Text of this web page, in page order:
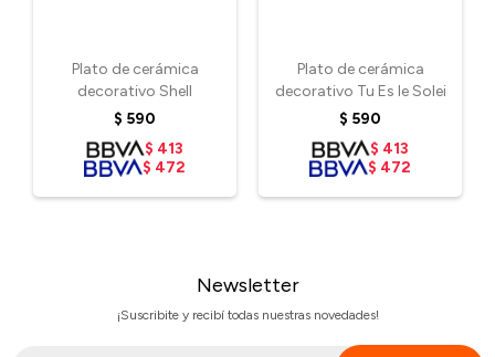
Plato de cerámica
decorativo Shell
$ 590
$ 413
$ 472
Plato de cerámica
decorativo Tu Es le Solei
$ 590
$ 413
$ 472
Newsletter
¡Suscribite y recibí todas nuestras novedades!